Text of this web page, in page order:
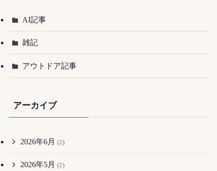
AI記事
雑記
アウトドア記事
アーカイブ
2026年6月 (2)
2026年5月 (2)